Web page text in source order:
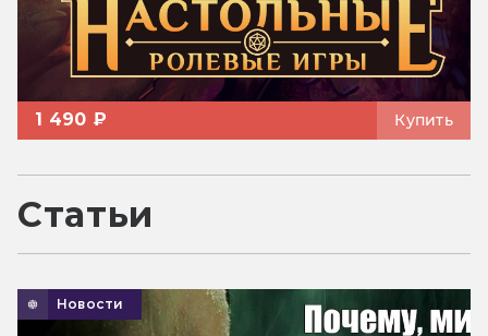
1 490 ₽ Купить
Статьи
Новости